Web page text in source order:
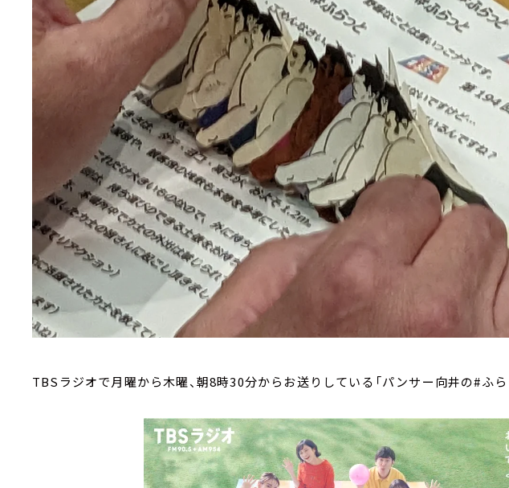
TBSラジオで月曜から木曜、朝8時30分からお送りしている「パンサー向井の#ふら